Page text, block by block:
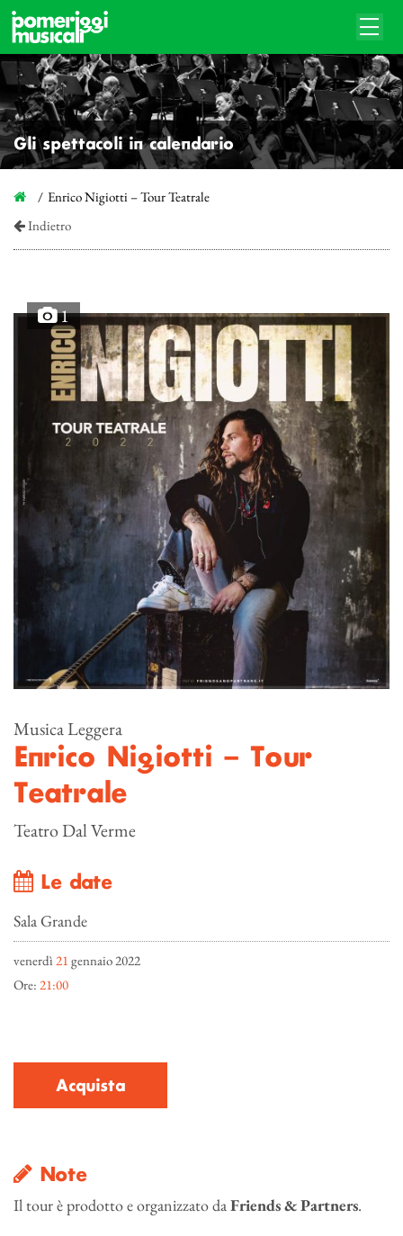
Gli spettacoli in calendario
Enrico Nigiotti – Tour Teatrale
Indietro
1
Musica Leggera
Enrico Nigiotti – Tour
Teatrale
Teatro Dal Verme
Le date
Sala Grande
venerdì 21 gennaio 2022
Ore: 21:00
Acquista
Note
Il tour è prodotto e organizzato daFriends & Partners.